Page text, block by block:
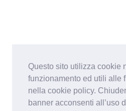
Questo sito utilizza cookie
funzionamento ed utili alle
nella cookie policy.
banner acconsenti all’uso